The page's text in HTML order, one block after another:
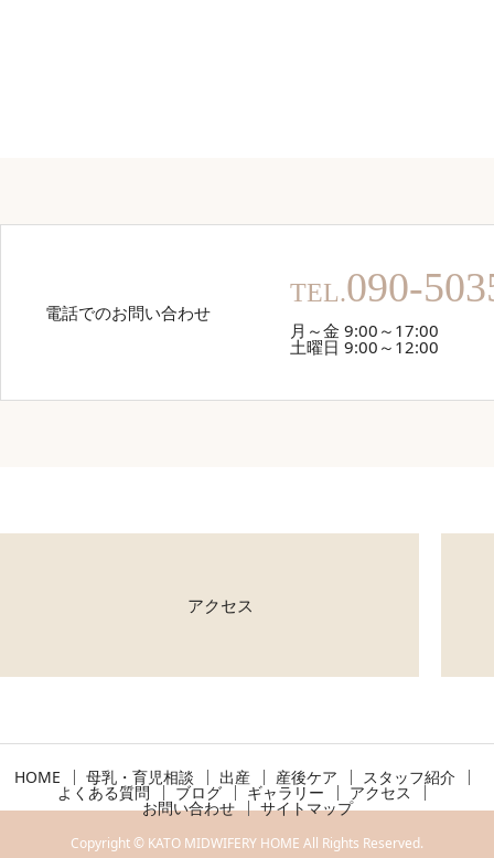
電話でのお問い合わせ
TEL.090-
月～金 9:00～17:00
土曜日 9:00～12:00
アクセス
HOME 母乳・育児相談 出産 産後ケア スタッフ紹介
よくある質問 ブログ ギャラリー アクセス
お問い合わせ サイトマップ
Copyright © KATO MIDWIFERY HOME All Rights Reserved.